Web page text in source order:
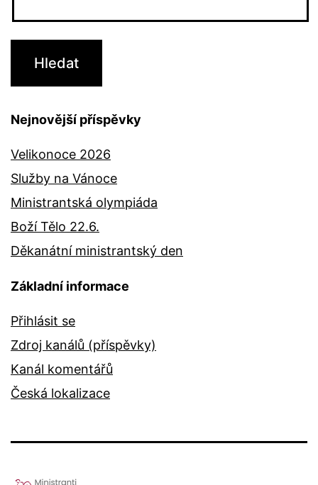
Nejnovější příspěvky
Velikonoce 2026
Služby na Vánoce
Ministrantská olympiáda
Boží Tělo 22.6.
Děkanátní ministrantský den
Základní informace
Přihlásit se
Zdroj kanálů (příspěvky)
Kanál komentářů
Česká lokalizace